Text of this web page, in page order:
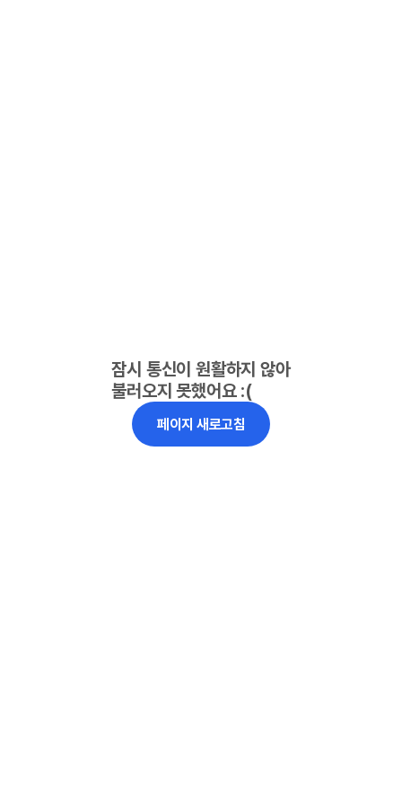
잠시 통신이 원활하지 않아
불러오지 못했어요 :(
페이지 새로고침